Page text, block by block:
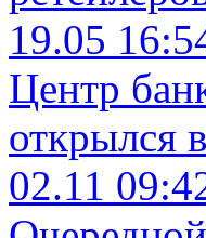
19.05
Центр
открылся
02.11